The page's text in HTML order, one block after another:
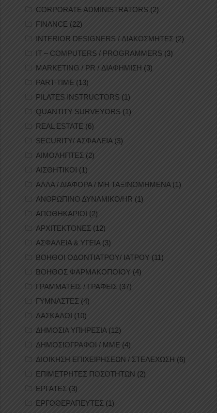
CORPORATE ADMINISTRATORS (2)
FINANCE (22)
INTERIOR DESIGNERS / ΔΙΑΚΟΣΜΗΤΕΣ (2)
IT – COMPUTERS / PROGRAMMERS (3)
MARKETING / PR / ΔΙΑΦΗΜΙΣΗ (3)
PART-TIME (13)
PILATES INSTRUCTORS (1)
QUANTITY SURVEYORS (1)
REAL ESTATE (6)
SECURITY/ ΑΣΦΑΛΕΙΑ (3)
ΑΙΜΟΛΗΠΤΕΣ (2)
ΑΙΣΘΗΤΙΚΟΙ (1)
ΑΛΛΑ / ΔΙΑΦΟΡΑ / ΜΗ ΤΑΞΙΝΟΜΗΜΕΝΑ (1)
ΑΝΘΡΩΠΙΝΟ ΔΥΝΑΜΙΚΟ/HR (1)
ΑΠΟΘΗΚΑΡΙΟΙ (2)
ΑΡΧΙΤΕΚΤΟΝΕΣ (12)
ΑΣΦΑΛΕΙΑ & ΥΓΕΙΑ(3)
ΒΟΗΘΟΙ ΟΔΟΝΤΙΑΤΡΟΥ/ ΙΑΤΡΟΥ (11)
ΒΟΗΘΟΣ ΦΑΡΜΑΚΟΠΟΙΟΥ (4)
ΓΡΑΜΜΑΤΕΙΣ / ΓΡΑΦΕΙΣ (37)
ΓΥΜΝΑΣΤΕΣ (4)
ΔΑΣΚΑΛΟΙ (10)
ΔΗΜΟΣΙΑ ΥΠΗΡΕΣΙΑ (12)
ΔΗΜΟΣΙΟΓΡΑΦΟΙ / ΜΜΕ (4)
ΔΙΟΙΚΗΣΗ ΕΠΙΧΕΙΡΗΣΕΩΝ / ΣΤΕΛΕΧΩΣΗ (6)
ΕΠΙΜΕΤΡΗΤΕΣ ΠΟΣΟΤΗΤΩΝ (2)
ΕΡΓΑΤΕΣ (3)
ΕΡΓΟΘΕΡΑΠΕΥΤΕΣ (1)